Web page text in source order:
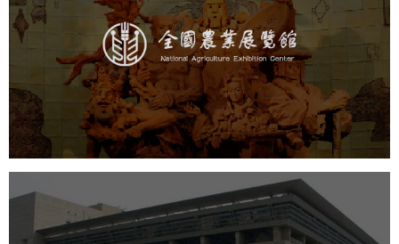
文化艺术 展馆网站建设
博物馆展厅设计
数字博物馆建设
展厅空间设计
企业展厅设计
公司展厅设计
北京展厅设计 产品展厅设计
中国科学院文献情报中心